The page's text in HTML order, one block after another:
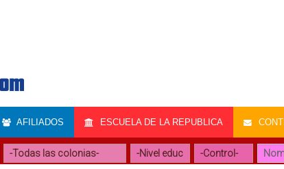
AFILIADOS ESCUELA DE LA REPUBLICA